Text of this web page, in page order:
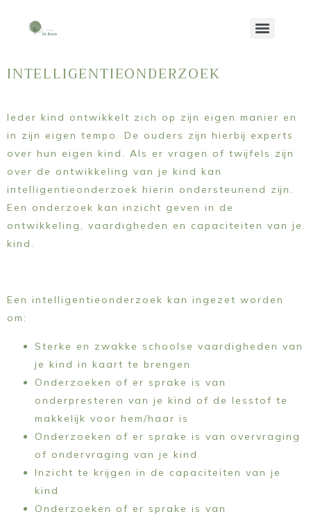
INTELLIGENTIEONDERZOEK
Ieder kind ontwikkelt zich op zijn eigen manier en
in zijn eigen tempo. De ouders zijn hierbij experts
over hun eigen kind. Als er vragen of twijfels zijn
over de ontwikkeling van je kind kan
intelligentieonderzoek hierin ondersteunend zijn.
Een onderzoek kan inzicht geven in de
ontwikkeling, vaardigheden en capaciteiten van je
kind.
Een intelligentieonderzoek kan ingezet worden
om:
Sterke en zwakke schoolse vaardigheden van
je kind in kaart te brengen
Onderzoeken of er sprake is van
onderpresteren van je kind of de lesstof te
makkelijk voor hem/haar is
Onderzoeken of er sprake is van overvraging
of ondervraging van je kind
Inzicht te krijgen in de capaciteiten van je
kind
Onderzoeken of er sprake is van